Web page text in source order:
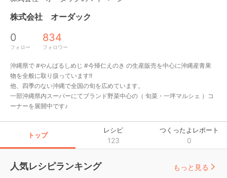
株式会社 オーダック
0
フォロー
834
フォロワー
沖縄県で #やんばるしめじ #今帰仁えのき の生産販売を中心に沖縄産青果
物を全般に取り扱っています!!
他、四季のない沖縄で全国の旬を広めています。
一部沖縄県内スーパーにてブランド野菜中心の（ 旬菜・一坪マルシェ ）コ
ーナーを展開中です♪
トップ
レシピ
123
つくったよレポート
0
人気レシピランキング もっと見る